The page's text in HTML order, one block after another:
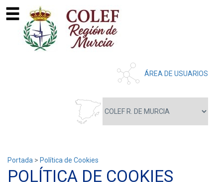
ÁREA DE USUARIOS
Portada > Política de Cookies
POLÍTICA DE COOKIES